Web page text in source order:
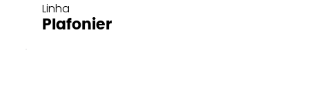
Linha
Plafonier